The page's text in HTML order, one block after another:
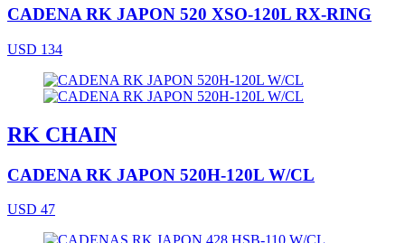
CADENA RK JAPON 520 XSO-120L RX-RING
USD 134
RK CHAIN
CADENA RK JAPON 520H-120L W/CL
USD 47